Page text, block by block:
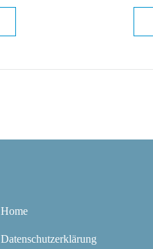
Home
Datenschutzerklärung